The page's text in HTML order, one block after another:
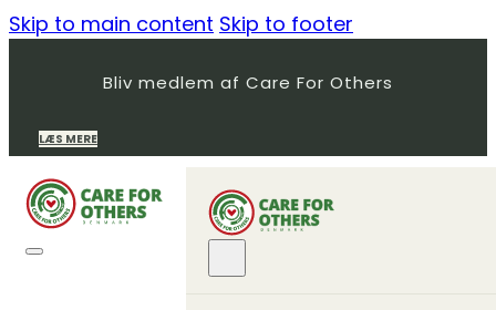
Skip to main content Skip to footer
Bliv medlem af Care For Others
LÆS MERE